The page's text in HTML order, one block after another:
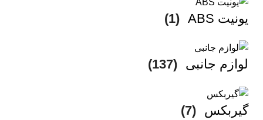
یونیت ABS (1)
لوازم جانبی (137)
گیربکس (7)